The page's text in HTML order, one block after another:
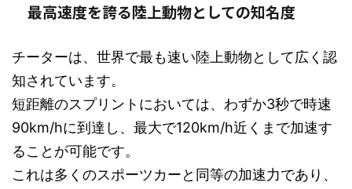
最高速度を誇る陸上動物としての知名度
チーターは、世界で最も速い陸上動物として広く認
知されています。
短距離のスプリントにおいては、わずか3秒で時速
90km/hに到達し、最大で120km/h近くまで加速す
ることが可能です。
これは多くのスポーツカーと同等の加速力であり、